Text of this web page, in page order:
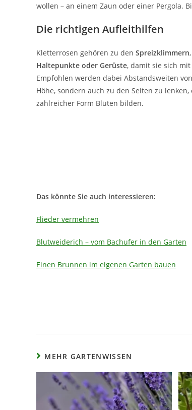
wollen – an einem Zaun oder einer Pergola.
Die richtigen Aufleithilfen
Kletterrosen gehören zu den Spreizklimmern
Haltepunkte oder Gerüste, damit sie sich
Empfohlen werden dabei Abstandsweiten
Höhe, sondern auch zu den Seiten zu
zahlreicher Form Blüten bilden.
Das könnte Sie auch interessieren:
Flieder vermehren
Blutweiderich – vom Bachufer in den Garten
Einen Brunnen im eigenen Garten bauen
MEHR GARTENWISSEN